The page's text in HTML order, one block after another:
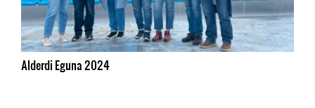
Alderdi Eguna 2024